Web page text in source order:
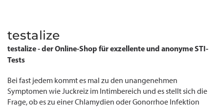
testalize
testalize - der Online-Shop für exzellente und anonyme STI-
Tests
Bei fast jedem kommt es mal zu den unangenehmen
Symptomen wie Juckreiz im Intimbereich und es stellt sich die
Frage, ob es zu einer Chlamydien oder Gonorrhoe Infektion